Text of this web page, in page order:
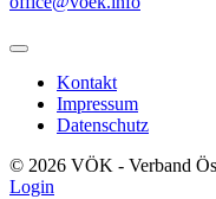
Kontakt
Impressum
Datenschutz
© 2026 VÖK - Verband
Login